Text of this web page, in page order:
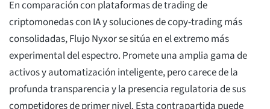
En comparación con plataformas de trading de
criptomonedas con IA y soluciones de copy-trading más
consolidadas, Flujo Nyxor se sitúa en el extremo más
experimental del espectro. Promete una amplia gama de
activos y automatización inteligente, pero carece de la
profunda transparencia y la presencia regulatoria de sus